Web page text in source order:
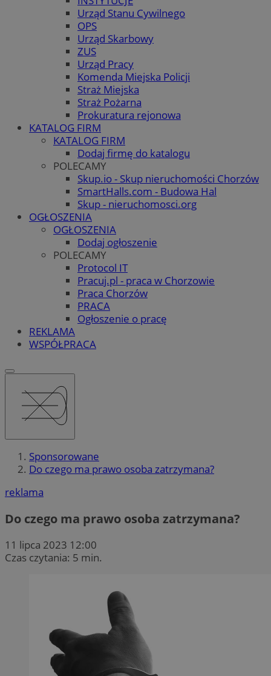
Urząd Stanu Cywilnego
OPS
Urząd Skarbowy
ZUS
Urząd Pracy
Komenda Miejska Policji
Straż Miejska
Straż Pożarna
Prokuratura rejonowa
KATALOG FIRM
KATALOG FIRM
Dodaj firmę do katalogu
POLECAMY
Skup.io - Skup nieruchomości Chorzów
SmartHalls.com - Budowa Hal
Skup - nieruchomosci.org
OGŁOSZENIA
OGŁOSZENIA
Dodaj ogłoszenie
POLECAMY
Protocol IT
Pracuj.pl - praca w Chorzowie
Praca Chorzów
PRACA
Ogłoszenie o pracę
REKLAMA
WSPÓŁPRACA
Sponsorowane
Do czego ma prawo osoba zatrzymana?
reklama
Do czego ma prawo osoba zatrzymana?
11 lipca 2023 12:00
Czas czytania: 5 min.